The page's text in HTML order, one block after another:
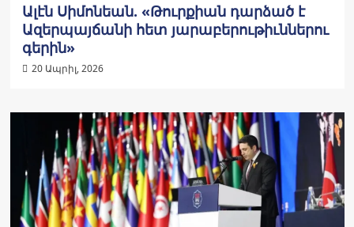
Ալէն Սիմոնեան. «Թուրքիան դարձած է
Ազերպայճանի հետ յարաբերութիւններու
գերին»
20 Ապրիլ, 2026